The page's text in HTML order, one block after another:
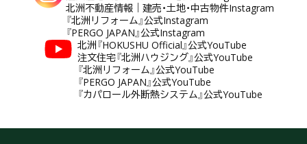
北洲不動産情報｜建売・土地・中古物件Instagram
『北洲リフォーム』公式Instagram
『PERGO JAPAN』公式Instagram
北洲『HOKUSHU Official』公式YouTube
注文住宅『北洲ハウジング』公式YouTube
『北洲リフォーム』公式YouTube
『PERGO JAPAN』公式YouTube
『カパロール外断熱システム』公式YouTube